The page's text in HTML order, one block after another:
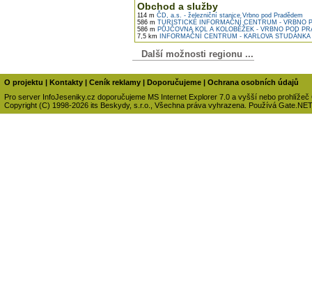
Obchod a služby
114 m ČD, a.s. - železniční stanice Vrbno pod Pradědem
586 m TURISTICKÉ INFORMAČNÍ CENTRUM - VRBNO
586 m PŮJČOVNA KOL A KOLOBĚŽEK - VRBNO POD
7,5 km INFORMAČNÍ CENTRUM - KARLOVA STUDÁNKA
Další možnosti regionu ...
O projektu | Kontakty | Ceník reklamy | Doporučujeme | Ochrana osobních údajů
Pro server InfoJeseniky.cz doporučujeme MS Internet Explorer 7.0 a vyšší nebo prohlížeč
Copyright (C) 1998-2026 its Beskydy, s.r.o., Všechna práva vyhrazena. Používá